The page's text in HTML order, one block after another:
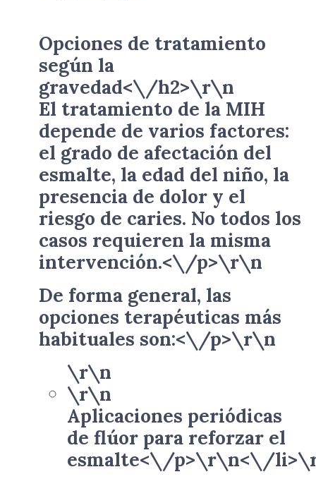
Opciones de tratamiento
según la
gravedad<\/h2>\r\n
El tratamiento de la MIH
depende de varios factores:
el grado de afectación del
esmalte, la edad del niño, la
presencia de dolor y el
riesgo de caries. No todos los
casos requieren la misma
intervención.<\/p>\r\n
De forma general, las
opciones terapéuticas más
habituales son:<\/p>\r\n
\r\n
\r\n
Aplicaciones periódicas
de flúor para reforzar el
esmalte<\/p>\r\n<\/